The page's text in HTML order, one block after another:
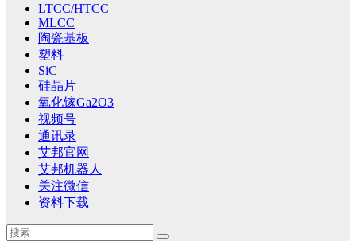
LTCC/HTCC
MLCC
陶瓷基板
塑料
SiC
硅晶片
氧化镓Ga2O3
视频号
通讯录
艾邦官网
艾邦机器人
关注微信
资料下载